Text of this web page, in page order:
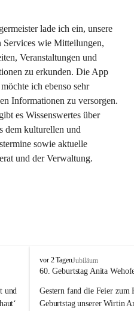
lade ich ein, unsere
Services wie Mitteilungen,
Veranstaltungen und
zu erkunden. Die App
ich ebenso sehr
Informationen zu versorgen.
es Wissenswertes über
dem kulturellen und
sowie aktuelle
und der Verwaltung.
und
T
o
a
j
vor 2 TagenJubiläum
60. Geburtstag Anita
Gestern fand die Feier zum
Geburtstag unserer Wirtin